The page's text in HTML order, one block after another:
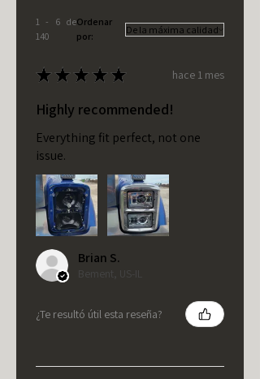
1 - 6 de
140
Ordenar
por:
★ ★ ★ ★ ★ hace 1 mes
Highly recommended!
Everything fit perfect, not one
issue.
Brian S.
Bement, US-IL
¿Te resultó útil esta reseña?